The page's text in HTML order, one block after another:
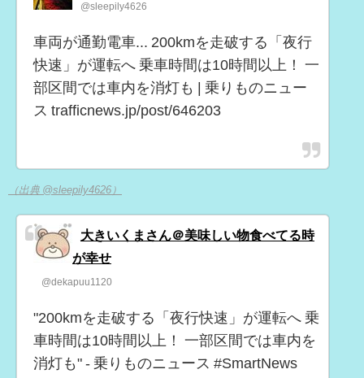
@sleepily4626
車両が通勤電車... 200kmを走破する「夜行
快速」が運転へ 乗車時間は10時間以上！ 一
部区間では車内を消灯も | 乗りものニュー
ス trafficnews.jp/post/646203
（出典 @sleepily4626）
大きいくまさん＠美味しい物食べてる時
が幸せ
@dekapuu1120
"200kmを走破する「夜行快速」が運転へ 乗
車時間は10時間以上！ 一部区間では車内を
消灯も" - 乗りものニュース #SmartNews